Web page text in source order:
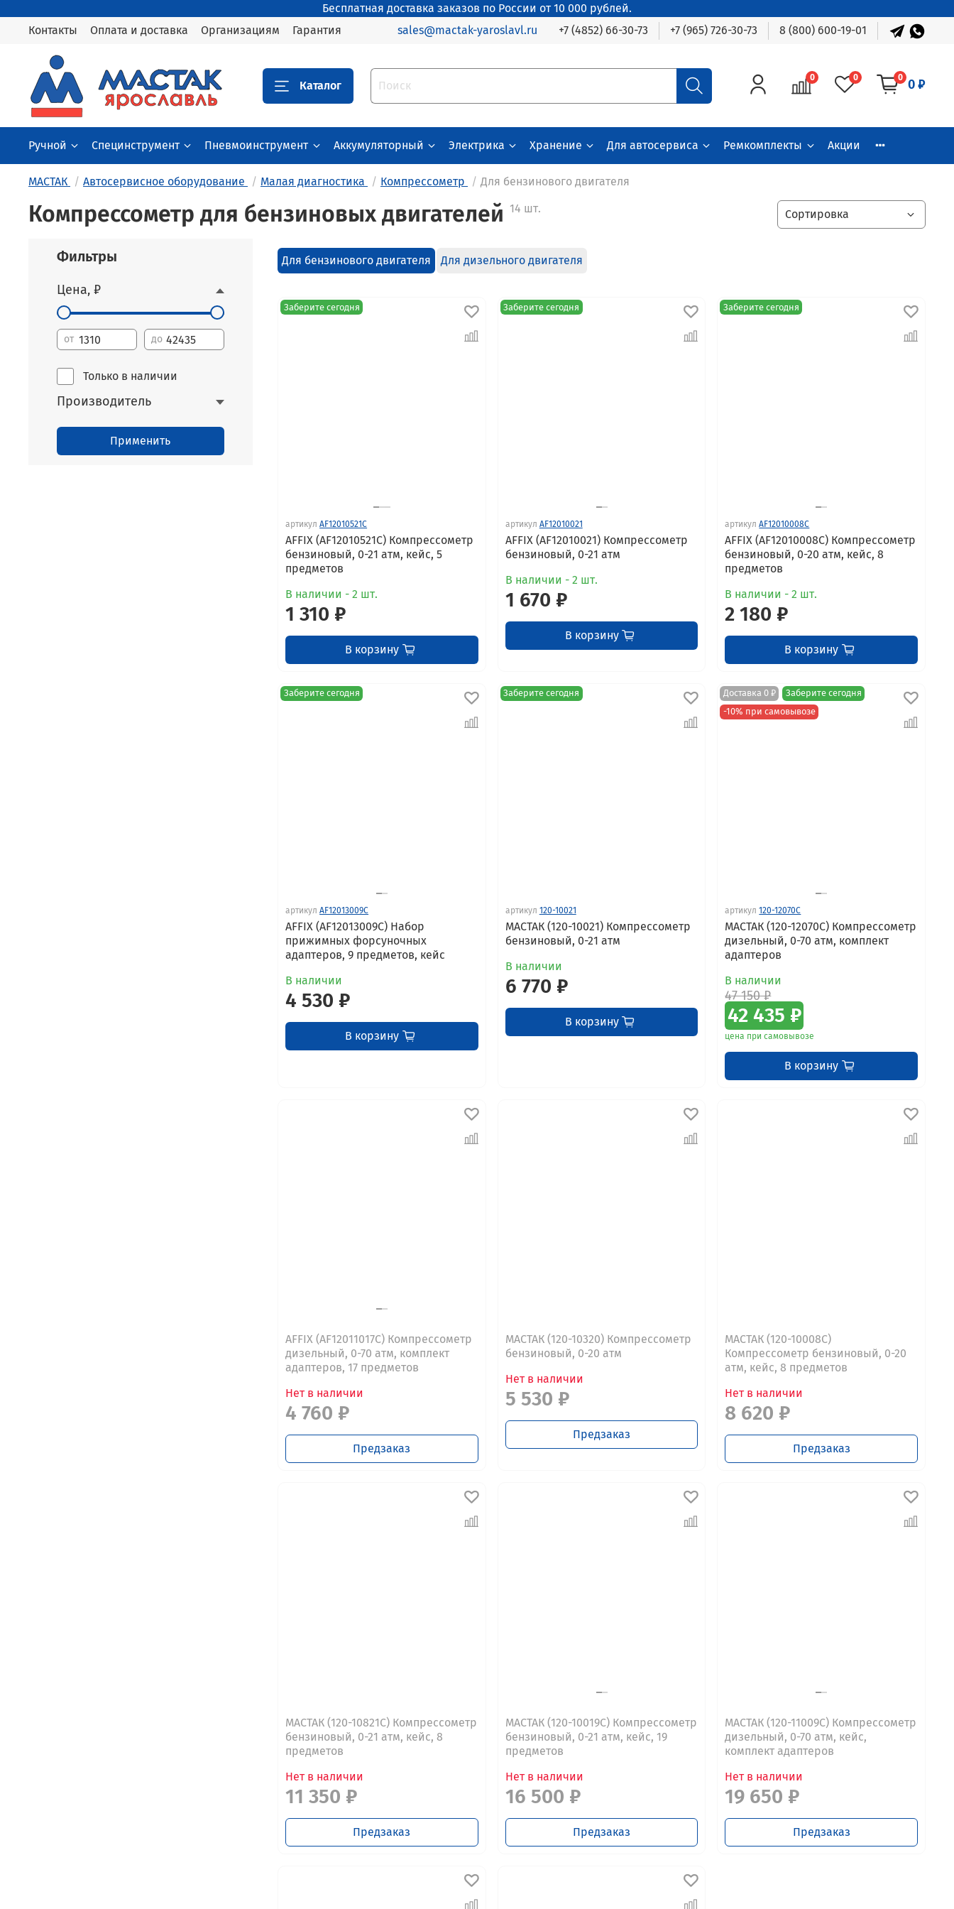
Бесплатная доставка заказов по России от 10 000 рублей.
Контакты
Оплата и доставка Организациям Гарантия sales@mactak-yaroslavl.ru +7 (4852) 66-30-73 +7 (965) 726-30-73 8 (800) 600-19-01
Каталог
0 0 0 0 ₽
Ручной Специнструмент Пневмоинструмент Аккумуляторный Электрика Хранение Для автосервиса Ремкомплекты Акции
МАСТАК Автосервисное оборудование Малая диагностика Компрессометр Для бензинового двигателя
Компрессометр для бензиновых двигателей 14 шт.
Для бензинового двигателя Для дизельного двигателя
Заберите сегодня
артикул AF12010521C
AFFIX (AF12010521C) Компрессометр
бензиновый, 0-21 атм, кейс, 5
предметов
В наличии - 2 шт.
1 310 ₽
В корзину
Заберите сегодня
артикул AF12010021
AFFIX (AF12010021) Компрессометр
бензиновый, 0-21 атм
В наличии - 2 шт.
1 670 ₽
В корзину
Заберите сегодня
артикул AF12010008C
AFFIX (AF12010008C) Компрессометр
бензиновый, 0-20 атм, кейс, 8
предметов
В наличии - 2 шт.
2 180 ₽
В корзину
Заберите сегодня
артикул AF12013009C
AFFIX (AF12013009C) Набор
прижимных форсуночных
адаптеров, 9 предметов, кейс
В наличии
4 530 ₽
В корзину
Заберите сегодня
артикул 120-10021
МАСТАК (120-10021) Компрессометр
бензиновый, 0-21 атм
В наличии
6 770 ₽
В корзину
Доставка 0 ₽
Заберите сегодня
-10% при самовывозе
артикул 120-12070C
МАСТАК (120-12070C) Компрессометр
дизельный, 0-70 атм, комплект
адаптеров
В наличии
47 150 ₽
42 435 ₽
цена при самовывозе
В корзину
AFFIX (AF12011017C) Компрессометр
дизельный, 0-70 атм, комплект
адаптеров, 17 предметов
Нет в наличии
4 760 ₽
Предзаказ
МАСТАК (120-10320) Компрессометр
бензиновый, 0-20 атм
Нет в наличии
5 530 ₽
Предзаказ
МАСТАК (120-10008C)
Компрессометр бензиновый, 0-20
атм, кейс, 8 предметов
Нет в наличии
8 620 ₽
Предзаказ
МАСТАК (120-10821C) Компрессометр
бензиновый, 0-21 атм, кейс, 8
предметов
Нет в наличии
11 350 ₽
Предзаказ
МАСТАК (120-10019C) Компрессометр
бензиновый, 0-21 атм, кейс, 19
предметов
Нет в наличии
16 500 ₽
Предзаказ
МАСТАК (120-11009C) Компрессометр
дизельный, 0-70 атм, кейс,
комплект адаптеров
Нет в наличии
19 650 ₽
Предзаказ
Фильтры
Цена, ₽
от до
Только в наличии
Производитель
Применить